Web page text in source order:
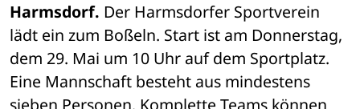
Harmsdorf. Der Harmsdorfer Sportverein
lädt ein zum Boßeln. Start ist am Donnerstag,
dem 29. Mai um 10 Uhr auf dem Sportplatz.
Eine Mannschaft besteht aus mindestens
sieben Personen. Komplette Teams können